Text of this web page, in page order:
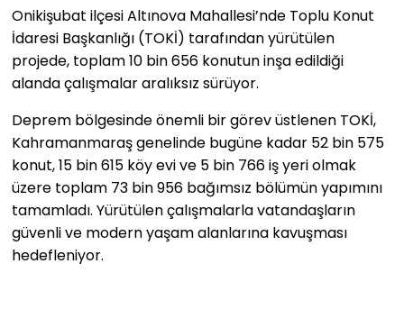
Onikişubat ilçesi Altınova Mahallesi’nde Toplu Konut
İdaresi Başkanlığı (TOKİ) tarafından yürütülen
projede, toplam 10 bin 656 konutun inşa edildiği
alanda çalışmalar aralıksız sürüyor.
Deprem bölgesinde önemli bir görev üstlenen TOKİ,
Kahramanmaraş genelinde bugüne kadar 52 bin 575
konut, 15 bin 615 köy evi ve 5 bin 766 iş yeri olmak
üzere toplam 73 bin 956 bağımsız bölümün yapımını
tamamladı. Yürütülen çalışmalarla vatandaşların
güvenli ve modern yaşam alanlarına kavuşması
hedefleniyor.